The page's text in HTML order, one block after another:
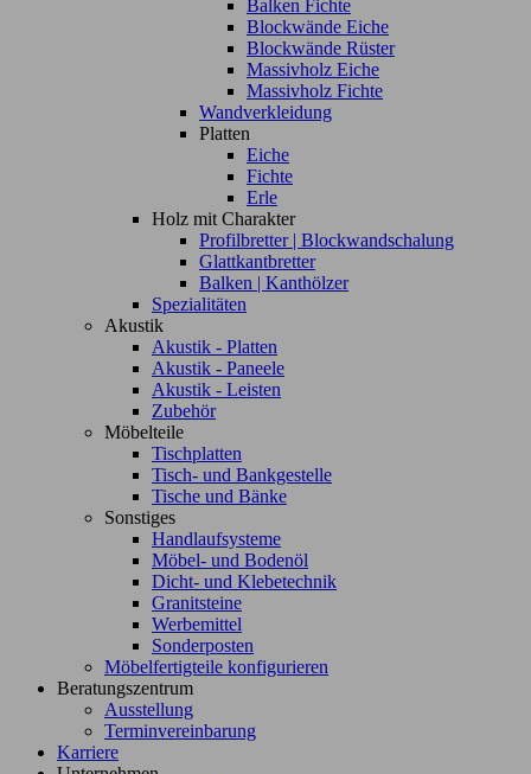
Balken Fichte
Blockwände Eiche
Blockwände Rüster
Massivholz Eiche
Massivholz Fichte
Wandverkleidung
Platten
Eiche
Fichte
Erle
Holz mit Charakter
Profilbretter | Blockwandschalung
Glattkantbretter
Balken | Kanthölzer
Spezialitäten
Akustik
Akustik - Platten
Akustik - Paneele
Akustik - Leisten
Zubehör
Möbelteile
Tischplatten
Tisch- und Bankgestelle
Tische und Bänke
Sonstiges
Handlaufsysteme
Möbel- und Bodenöl
Dicht- und Klebetechnik
Granitsteine
Werbemittel
Sonderposten
Möbelfertigteile konfigurieren
Beratungszentrum
Ausstellung
Terminvereinbarung
Karriere